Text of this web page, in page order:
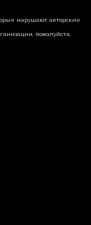
нарушают авторские
пожалуйста,